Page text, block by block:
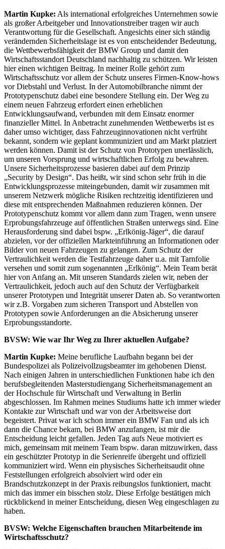
Martin Kupke: Als international erfolgreiches Unternehmen sowie
als großer Arbeitgeber und Innovationstreiber tragen wir auch
Verantwortung für die Gesellschaft. Angesichts einer sich ständig
verändernden Sicherheitslage ist es von entscheidender Bedeutung,
die Wettbewerbsfähigkeit der BMW Group und damit den
Wirtschaftsstandort Deutschland nachhaltig zu schützen. Wir leisten
hier einen wichtigen Beitrag. In meiner Rolle gehört zum
Wirtschaftsschutz vor allem der Schutz unseres Firmen-Know-hows
vor Diebstahl und Verlust. In der Automobilbranche nimmt der
Prototypenschutz dabei eine besondere Stellung ein. Der Weg zu
einem neuen Fahrzeug erfordert einen erheblichen
Entwicklungsaufwand, verbunden mit dem Einsatz enormer
finanzieller Mittel. In Anbetracht zunehmenden Wettbewerbs ist es
daher umso wichtiger, dass Fahrzeuginnovationen nicht verfrüht
bekannt, sondern wie geplant kommuniziert und am Markt platziert
werden können. Damit ist der Schutz von Prototypen unerlässlich,
um unseren Vorsprung und wirtschaftlichen Erfolg zu bewahren.
Unsere Sicherheitsprozesse basieren dabei auf dem Prinzip
„Security by Design“. Das heißt, wir sind schon sehr früh in die
Entwicklungsprozesse miteingebunden, damit wir zusammen mit
unserem Netzwerk mögliche Risiken rechtzeitig identifizieren und
diese mit entsprechenden Maßnahmen reduzieren können. Der
Prototypenschutz kommt vor allem dann zum Tragen, wenn unsere
Erprobungsfahrzeuge auf öffentlichen Straßen unterwegs sind. Eine
Herausforderung sind dabei bspw. „Erlkönig-Jäger“, die darauf
abzielen, vor der offiziellen Markteinführung an Informationen oder
Bilder von neuen Fahrzeugen zu gelangen. Zum Schutz der
Vertraulichkeit werden die Testfahrzeuge daher u.a. mit Tarnfolie
versehen und somit zum sogenannten „Erlkönig“. Mein Team berät
hier von Anfang an. Mit unseren Standards zielen wir, neben der
Vertraulichkeit, jedoch auch auf den Schutz der Verfügbarkeit
unserer Prototypen und Integrität unserer Daten ab. So verantworten
wir z.B. Vorgaben zum sicheren Transport und Abstellen von
Prototypen sowie Anforderungen an die Absicherung unserer
Erprobungsstandorte.
BVSW: Wie war Ihr Weg zu Ihrer aktuellen Aufgabe?
Martin Kupke: Meine berufliche Laufbahn begann bei der
Bundespolizei als Polizeivollzugsbeamter im gehobenen Dienst.
Nach einigen Jahren in unterschiedlichen Funktionen habe ich den
berufsbegleitenden Masterstudiengang Sicherheitsmanagement an
der Hochschule für Wirtschaft und Verwaltung in Berlin
abgeschlossen. Im Rahmen meines Studiums hatte ich immer wieder
Kontakte zur Wirtschaft und war von der Arbeitsweise dort
begeistert. Privat war ich schon immer ein BMW Fan und als ich
dann die Chance bekam, bei BMW anzufangen, ist mir die
Entscheidung leicht gefallen. Jeden Tag aufs Neue motiviert es
mich, gemeinsam mit meinem Team bspw. daran mitzuwirken, dass
ein geschützter Prototyp in die Serienreife übergeht und offiziell
kommuniziert wird. Wenn ein physisches Sicherheitsaudit ohne
Feststellungen erfolgreich absolviert wird oder ein
Brandschutzkonzept in der Praxis reibungslos funktioniert, macht
mich das immer ein bisschen stolz. Diese Erfolge bestätigen mich
rückblickend in meiner Entscheidung, diesen Weg eingeschlagen zu
haben.
BVSW: Welche Eigenschaften brauchen Mitarbeitende im
Wirtschaftsschutz?